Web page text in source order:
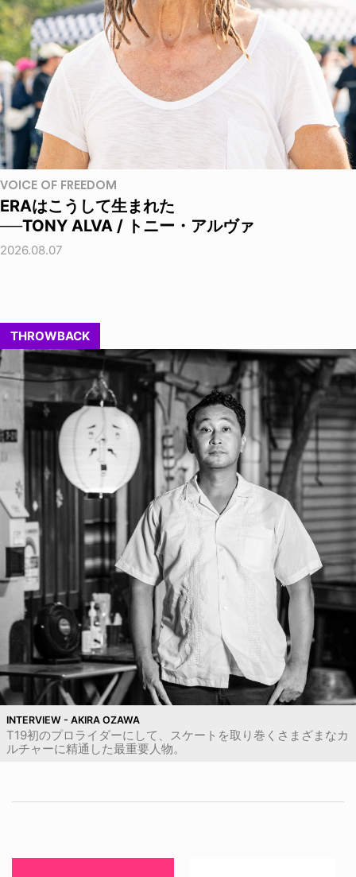
VOICE OF FREEDOM
ERAはこうして生まれた
──TONY ALVA / トニー・アルヴァ
2026.08.07
THROWBACK
INTERVIEW - AKIRA OZAWA
T19初のプロライダーにして、スケートを取り巻くさまざまなカ
ルチャーに精通した最重要人物。